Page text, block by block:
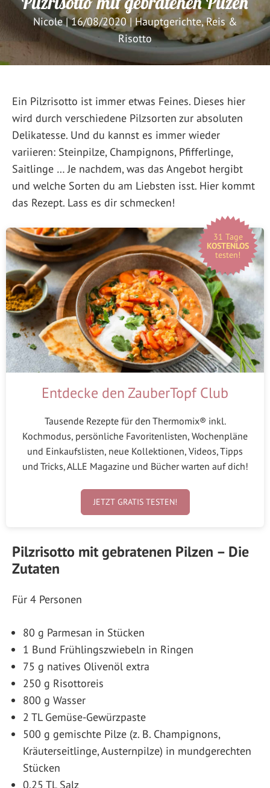
Nicole|16/08/2020|Hauptgerichte,Reis &
Risotto
Ein Pilzrisotto ist immer etwas Feines. Dieses hier
wird durch verschiedene Pilzsorten zur absoluten
Delikatesse. Und du kannst es immer wieder
variieren: Steinpilze, Champignons, Pfifferlinge,
Saitlinge … Je nachdem, was das Angebot hergibt
und welche Sorten du am Liebsten isst. Hier kommt
das Rezept. Lass es dir schmecken!
31 Tage
KOSTENLOS
testen!
Entdecke den ZauberTopf Club
Tausende Rezepte für den Thermomix® inkl.
Kochmodus, persönliche Favoritenlisten, Wochenpläne
und Einkaufslisten, neue Kollektionen, Videos, Tipps
und Tricks, ALLE Magazine und Bücher warten auf dich!
JETZT GRATIS TESTEN!
Pilzrisotto mit gebratenen Pilzen – Die
Zutaten
Für 4 Personen
80 g Parmesan in Stücken
1 Bund Frühlingszwiebeln in Ringen
75 g natives Olivenöl extra
250 g Risottoreis
800 g Wasser
2 TL Gemüse-Gewürzpaste
500 g gemischte Pilze (z. B. Champignons,
Kräuterseitlinge, Austernpilze) in mundgerechten
Stücken
0.25 TL Salz